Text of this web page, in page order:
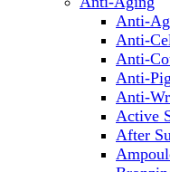
Anti-
Anti-
Anti-
Anti-
Anti-
Active
After